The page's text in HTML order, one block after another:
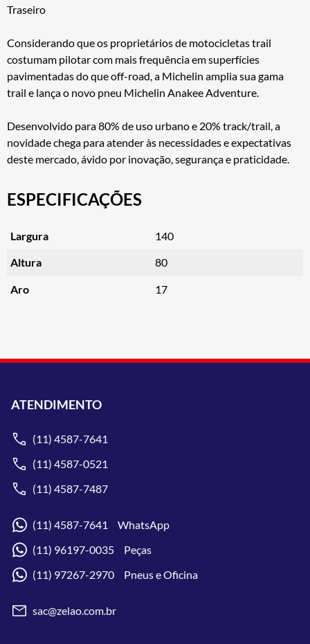
Traseiro
Considerando que os proprietários de motocicletas trail
costumam pilotar com mais frequência em superfícies
pavimentadas do que off-road, a Michelin amplia sua gama
trail e lança o novo pneu Michelin Anakee Adventure.
Desenvolvido para 80% de uso urbano e 20% track/trail, a
novidade chega para atender às necessidades e expectativas
deste mercado, ávido por inovação, segurança e praticidade.
ESPECIFICAÇÕES
Largura 140
Altura 80
Aro 17
ATENDIMENTO
(11) 4587-7641
(11) 4587-0521
(11) 4587-7487
(11) 4587-7641 WhatsApp
(11) 96197-0035 Peças
(11) 97267-2970 Pneus e Oficina
sac@zelao.com.br